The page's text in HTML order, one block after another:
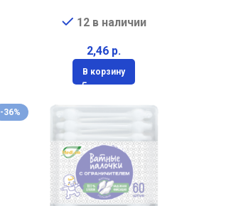
12 в наличии
р.
В корзину
-36%